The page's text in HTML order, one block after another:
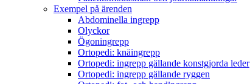
Exempel på ärenden
Abdominella ingrepp
Olyckor
Ögoningrepp
Ortopedi: knäingrepp
Ortopedi: ingrepp gällande konstgjorda leder
Ortopedi: ingrepp gällande ryggen